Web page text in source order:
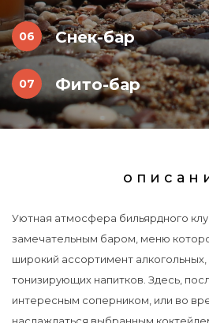
Снек-бар
Фито-бар
Уютная атмосфера бильярдного
замечательным баром, меню
широкий ассортимент алкогольных,
тонизирующих напитков. Здесь,
интересным соперником, или во
наслаждаться выбранным